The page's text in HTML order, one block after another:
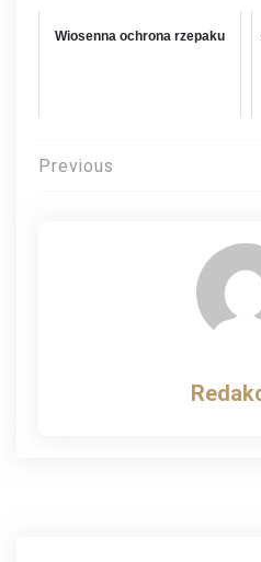
Wiosenna ochrona rzepaku
Nawigacja
Previous